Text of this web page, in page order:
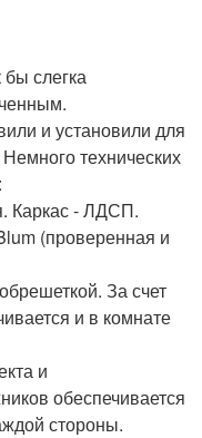
слегка
и установили для
технических
Каркас - ЛДСП.
(проверенная и
За счет
и в комнате
и
обеспечивается
стороны.